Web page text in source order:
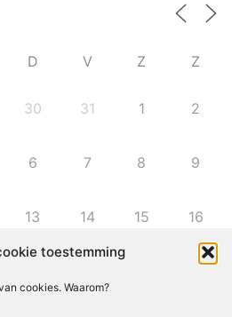
toestemming
cookies. Waarom?
D V Z Z
30 31 1 2
6 7 8 9
13 14 15 16
23